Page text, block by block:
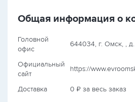
Общая информация о
Головной
офис
644034, г. Омск, ,
Официальный
сайт
https://
Доставка 0 ₽ за весь заказ